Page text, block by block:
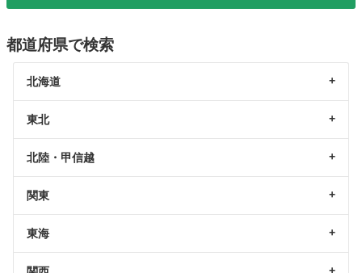
都道府県で検索
北海道
東北
北陸・甲信越
関東
東海